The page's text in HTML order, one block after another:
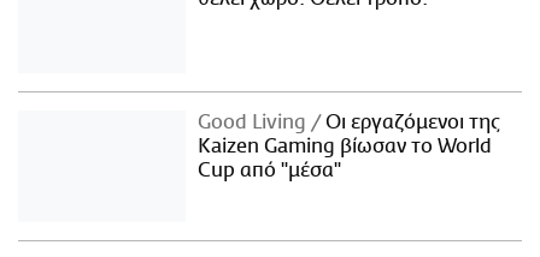
Good Living
Οι εργαζόμενοι της
Kaizen Gaming βίωσαν το World
Cup από "μέσα"